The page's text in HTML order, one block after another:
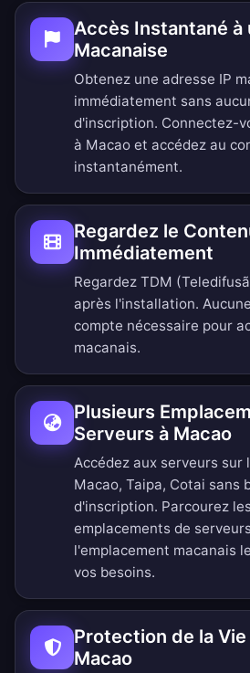
Accès Instantané à
Macanaise
Obtenez une adresse IP
immédiatement sans
d'inscription. Connectez-
à Macao et accédez au
instantanément.
Regardez le
Immédiatement
Regardez TDM
après l'installation.
compte nécessaire pour
macanais.
Plusieurs
Serveurs à Macao
Accédez aux serveurs sur
Macao, Taipa, Cotai sans
d'inscription. Parcourez
emplacements de serveurs
l'emplacement macanais
vos besoins.
Protection de la
Macao